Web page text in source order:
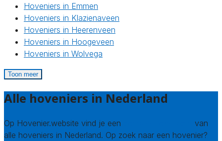
Hoveniers in Emmen
Hoveniers in Klazienaveen
Hoveniers in Heerenveen
Hoveniers in Hoogeveen
Hoveniers in Wolvega
Toon meer
Alle hoveniers in Nederland
Op Hovenier.website vind je een
van
alle hoveniers in Nederland. Op zoek naar een hovenier?